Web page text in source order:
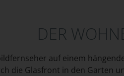
DER
auf einem
die Glasfront in den Garten